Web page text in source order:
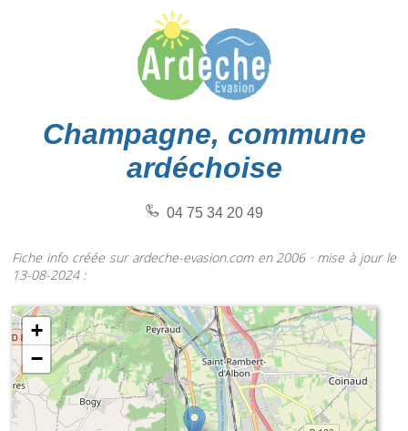
Champagne, commune
ardéchoise
04 75 34 20 49
Fiche info créée sur ardeche-evasion.com en 2006 · mise à jour le
13-08-2024 :
+
−